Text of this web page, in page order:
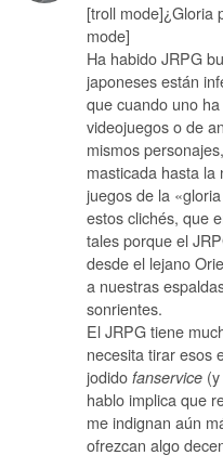
[troll mode]¿Gloria
mode]
Ha habido JRPG
japoneses están
que cuando uno
videojuegos o de
mismos
masticada hasta
juegos de la
estos clichés, que
tales porque el
desde el lejano
a nuestras
sonrientes.
El JRPG tiene
necesita tirar esos
jodido fanservice
hablo implica que
me indignan aún
ofrezcan algo